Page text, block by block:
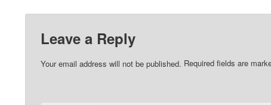
Leave a Reply
Your email address will not be published. Required fields are